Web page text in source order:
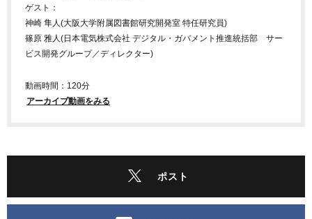
ゲスト：
神崎 隼人(大阪大学附属図書館研究開発室 特任研究員)
篠原 雅人(日本電気株式会社 デジタル・ガバメント推進統括部 サー
ビス開発グループ／ディレクター)
動画時間：120分
アーカイブ動画をみる
ポスト